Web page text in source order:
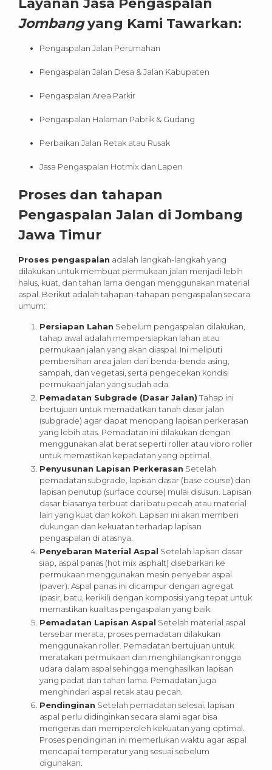
Layanan Jasa Pengaspalan
Jombangyang Kami Tawarkan:
Pengaspalan Jalan Perumahan
Pengaspalan Jalan Desa & Jalan Kabupaten
Pengaspalan Area Parkir
Pengaspalan Halaman Pabrik & Gudang
Perbaikan Jalan Retak atau Rusak
Jasa Pengaspalan Hotmix dan Lapen
Proses dan tahapan
Pengaspalan Jalan di Jombang
Jawa Timur
Proses pengaspalan adalah langkah-langkah yang
dilakukan untuk membuat permukaan jalan menjadi lebih
halus, kuat, dan tahan lama dengan menggunakan material
aspal. Berikut adalah tahapan-tahapan pengaspalan secara
umum:
Persiapan Lahan Sebelum pengaspalan dilakukan,
tahap awal adalah mempersiapkan lahan atau
permukaan jalan yang akan diaspal. Ini meliputi
pembersihan area jalan dari benda-benda asing,
sampah, dan vegetasi, serta pengecekan kondisi
permukaan jalan yang sudah ada.
Pemadatan Subgrade (Dasar Jalan) Tahap ini
bertujuan untuk memadatkan tanah dasar jalan
(subgrade) agar dapat menopang lapisan perkerasan
yang lebih atas. Pemadatan ini dilakukan dengan
menggunakan alat berat seperti roller atau vibro roller
untuk memastikan kepadatan yang optimal.
Penyusunan Lapisan Perkerasan Setelah
pemadatan subgrade, lapisan dasar (base course) dan
lapisan penutup (surface course) mulai disusun. Lapisan
dasar biasanya terbuat dari batu pecah atau material
lain yang kuat dan kokoh. Lapisan ini akan memberi
dukungan dan kekuatan terhadap lapisan
pengaspalan di atasnya.
Penyebaran Material Aspal Setelah lapisan dasar
siap, aspal panas (hot mix asphalt) disebarkan ke
permukaan menggunakan mesin penyebar aspal
(paver). Aspal panas ini dicampur dengan agregat
(pasir, batu, kerikil) dengan komposisi yang tepat untuk
memastikan kualitas pengaspalan yang baik.
Pemadatan Lapisan Aspal Setelah material aspal
tersebar merata, proses pemadatan dilakukan
menggunakan roller. Pemadatan bertujuan untuk
meratakan permukaan dan menghilangkan rongga
udara dalam aspal sehingga menghasilkan lapisan
yang padat dan tahan lama. Pemadatan juga
menghindari aspal retak atau pecah.
Pendinginan Setelah pemadatan selesai, lapisan
aspal perlu didinginkan secara alami agar bisa
mengeras dan memperoleh kekuatan yang optimal.
Proses pendinginan ini memerlukan waktu agar aspal
mencapai temperatur yang sesuai sebelum
digunakan.